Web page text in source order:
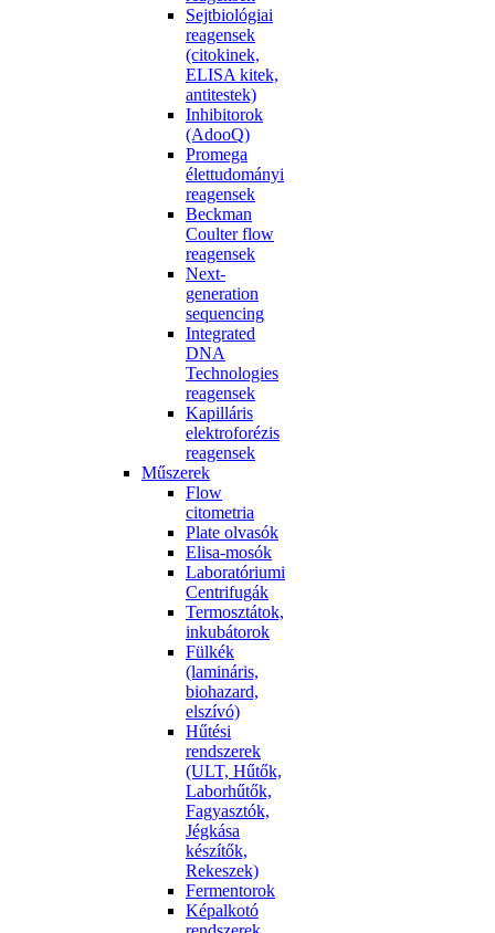
Sejtbiológiai
reagensek
(citokinek,
ELISA kitek,
antitestek)
Inhibitorok
(AdooQ)
Promega
élettudományi
reagensek
Beckman
Coulter flow
reagensek
Next-
generation
sequencing
Integrated
DNA
Technologies
reagensek
Kapilláris
elektroforézis
reagensek
Műszerek
Flow
citometria
Plate olvasók
Elisa-mosók
Laboratóriumi
Centrifugák
Termosztátok,
inkubátorok
Fülkék
(lamináris,
biohazard,
elszívó)
Hűtési
rendszerek
(ULT, Hűtők,
Laborhűtők,
Fagyasztók,
Jégkása
készítők,
Rekeszek)
Fermentorok
Képalkotó